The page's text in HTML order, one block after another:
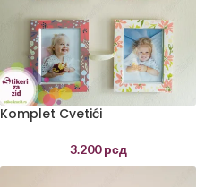
Komplet Cvetići
3.200рсд